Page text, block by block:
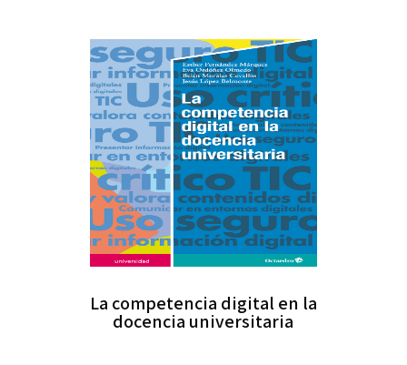
La competencia digital en la
docencia universitaria